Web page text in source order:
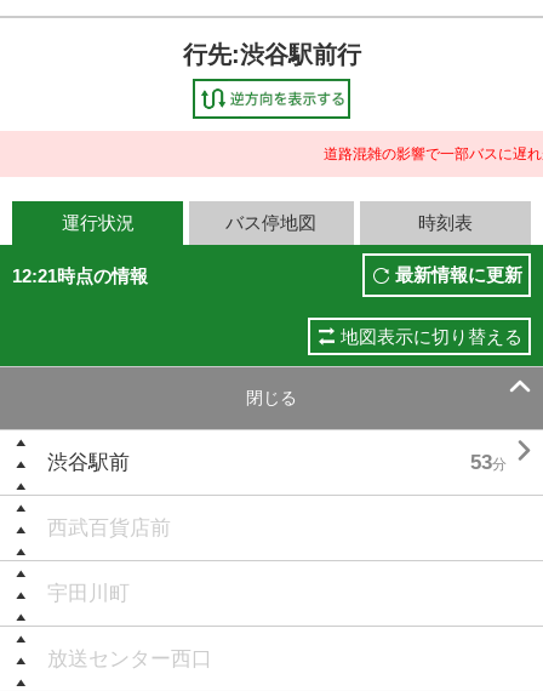
行先:渋谷駅前行
道路混雑の影響で一部バスに遅
運行状況 バス停地図 時刻表
12:21時点の情報 最新情報に更新
地図表示に切り替える
閉じる 
渋谷駅前 53分 
西武百貨店前
宇田川町
放送センター西口